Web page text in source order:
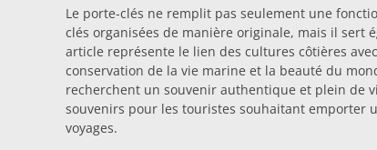
Le porte-clés ne remplit pas seulement une
clés organisées de manière originale, mais il sert
article représente le lien des cultures côtières
conservation de la vie marine et la beauté du
recherchent un souvenir authentique et plein de
souvenirs pour les touristes souhaitant emporter
voyages.